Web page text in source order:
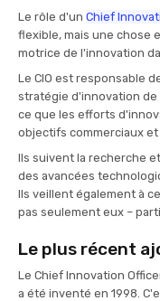
Le rôle d'un Chief
flexible, mais une chose
motrice de l'innovation
Le CIO est responsable
stratégie d'innovation de
ce que les efforts
objectifs commerciaux et
Ils suivent la recherche
des avancées
Ils veillent également à
pas seulement eux –
Le plus récent
Le Chief Innovation
a été inventé en 1998.